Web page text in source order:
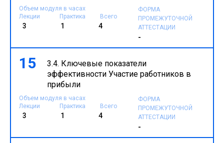
Объем модуля в часах
Лекции
Практика Всего
3 1 4
ФОРМА
ПРОМЕЖУТОЧНОЙ
АТТЕСТАЦИИ
-
15
3.4. Ключевые показатели
эффективности Участие работников в
прибыли
Объем модуля в часах
Лекции
Практика Всего
3 1 4
ФОРМА
ПРОМЕЖУТОЧНОЙ
АТТЕСТАЦИИ
-